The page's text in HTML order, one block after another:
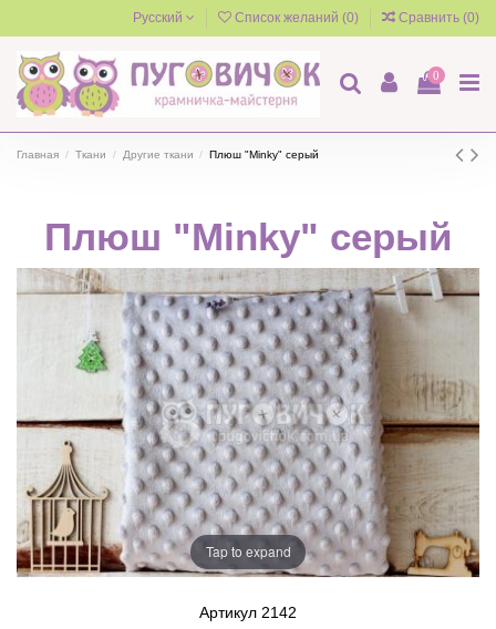
Русский Список желаний (0) Сравнить (0)
0
Главная Ткани Другие ткани Плюш "Minky" серый
Плюш "Minky" серый
Tap to expand
Артикул 2142